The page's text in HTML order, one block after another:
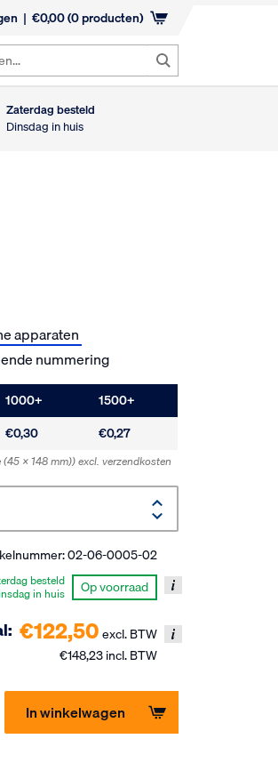
€0,00(0 producten)
Zaterdag besteld
Dinsdag in huis
apparaten
nummering
1000+ 1500+
€0,30 €0,27
(45 x 148 mm))excl. verzendkosten
02-06-0005-02
Op voorraad
besteld
in huis
€122,50excl. BTW
€148,23 incl. BTW
In winkelwagen